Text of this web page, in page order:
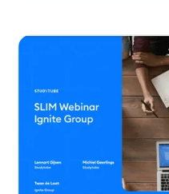
Stoer (Studytube)
Ciphix’ bewezen
centraal staat.
je leren slim en
niet alleen
maakt